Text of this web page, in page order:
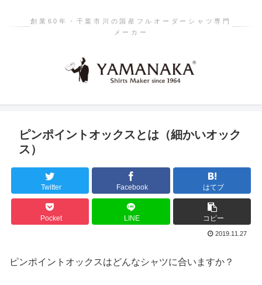
創業60年・千葉市川の国産フルオーダーシャツ専門
メーカー
ピンポイントオックスとは（細かいオック
ス）
Twitter Facebook はてブ
Pocket LINE コピー
2019.11.27
ピンポイントオックスはどんなシャツに合いますか？